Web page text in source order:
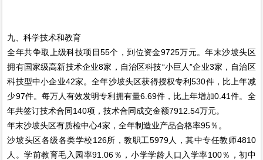
九、科学技术和教育
全年共争取上级科技项目55个，到位资金9725万元。年末沙坡头区
拥有国家级高新技术企业8家，自治区科技“小巨人”企业3家，自治区
科技型中小企业42家。全年沙坡头区获得授权专利530件，比上年减
少97件。每万人有效发明专利拥有量6.69件，比上年增加0.41件。全
年共签订技术合同140项，技术合同成交金额7912.54万元。
年末沙坡头区有质检中心4家，全年制造业产品合格率95％。
沙坡头区各级各类学校126所，教职工5979人，其中专任教师4810
人。学前教育毛入园率91.06％，小学学龄人口入学率100％，初中